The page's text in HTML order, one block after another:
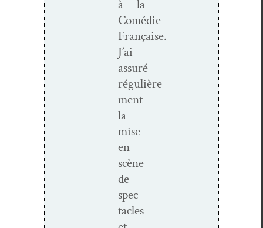
à la
Comédie
Française.
J’ai
assuré
régulière­
ment
la
mise
en
scène
de
spec­
ta­cles